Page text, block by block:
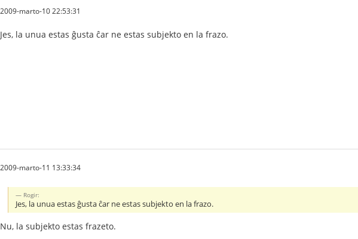
2009-marto-10 22:53:31
Jes, la unua estas ĝusta ĉar ne estas subjekto en la frazo.
2009-marto-11 13:33:34
Rogir:
Jes, la unua estas ĝusta ĉar ne estas subjekto en la frazo.
Nu, la subjekto estas frazeto.